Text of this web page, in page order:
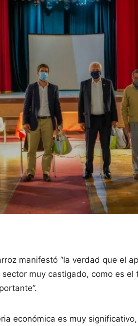
manifestó “la verdad que el
muy castigado, como es
económica es muy